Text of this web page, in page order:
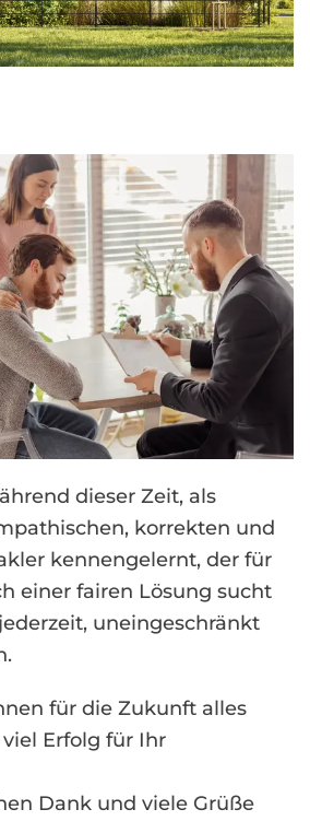
dieser Zeit, als
korrekten und
kennengelernt, der für
einer fairen Lösung sucht
uneingeschränkt
für die Zukunft alles
Erfolg für Ihr
Dank und viele Grüße